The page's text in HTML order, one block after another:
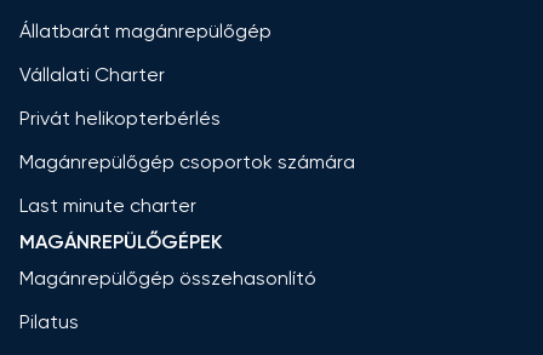
Állatbarát magánrepülőgép
Vállalati Charter
Privát helikopterbérlés
Magánrepülőgép csoportok számára
Last minute charter
MAGÁNREPÜLŐGÉPEK
Magánrepülőgép összehasonlító
Pilatus